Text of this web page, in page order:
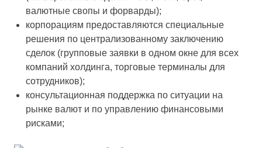
валютные свопы и форварды);
корпорациям предоставляются специальные
решения по централизованному заключению
сделок (групповые заявки в одном окне для всех
компаний холдинга, торговые терминалы для
сотрудников);
консультационная поддержка по ситуации на
рынке валют и по управлению финансовыми
рисками;